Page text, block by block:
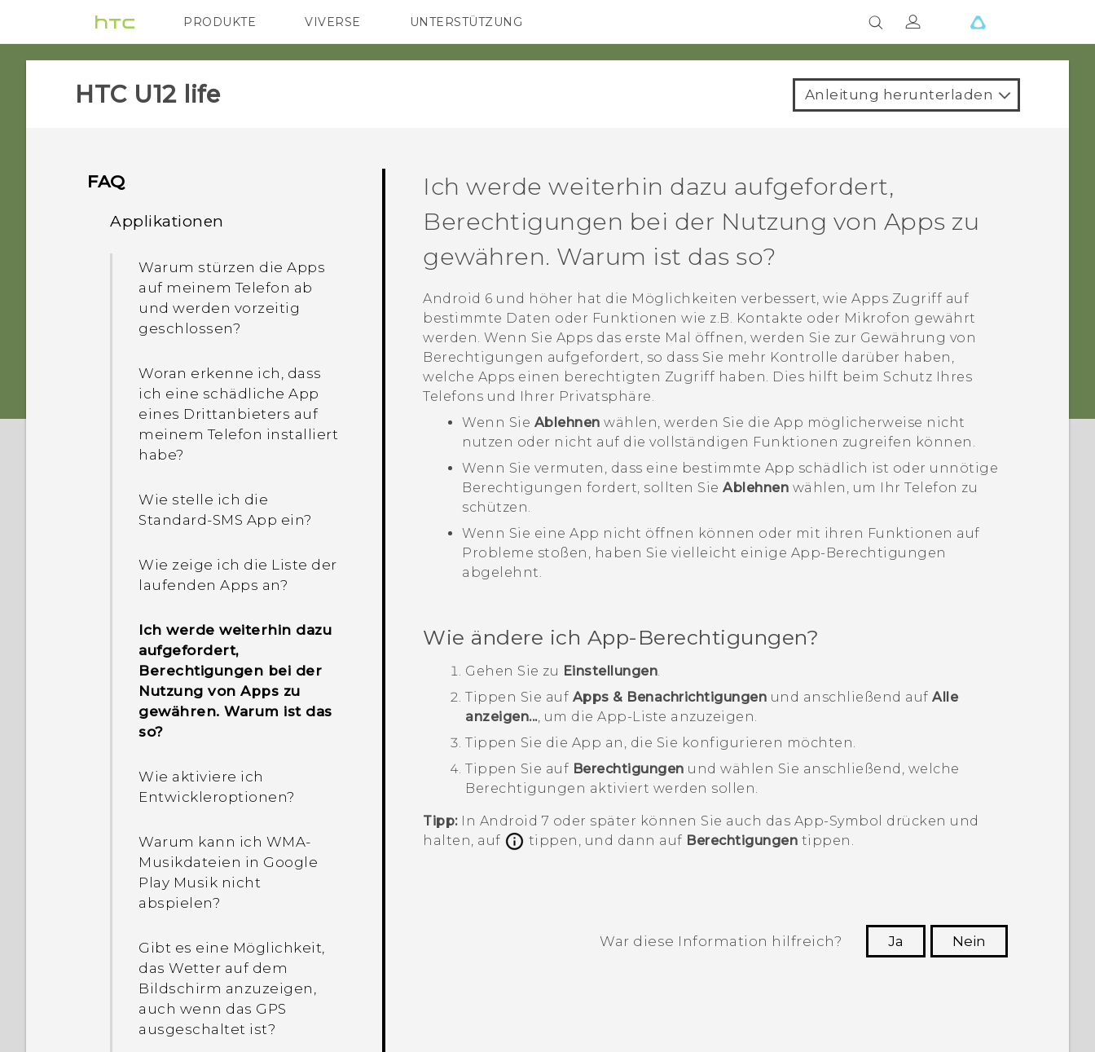
PRODUKTE
VIVE G REIGNS SMARTPHONES
VIVERSE UNTERSTÜTZUNG
HTC-Geräte und Zubehör
HTC U12 life‎ Anleitung herunterladen
FAQ
Applikationen
Warum stürzen die Apps
auf meinem Telefon ab
und werden vorzeitig
geschlossen?
Woran erkenne ich, dass
ich eine schädliche App
eines Drittanbieters auf
meinem Telefon installiert
habe?
Wie stelle ich die
Standard-SMS App ein?
Wie zeige ich die Liste der
laufenden Apps an?
Ich werde weiterhin dazu
aufgefordert,
Berechtigungen bei der
Nutzung von Apps zu
gewähren. Warum ist das
so?
Wie aktiviere ich
Entwickleroptionen?
Warum kann ich WMA-
Musikdateien in Google
Play Musik nicht
abspielen?
Gibt es eine Möglichkeit,
das Wetter auf dem
Bildschirm anzuzeigen,
auch wenn das GPS
ausgeschaltet ist?
Ich werde weiterhin dazu aufgefordert,
Berechtigungen bei der Nutzung von Apps zu
gewähren. Warum ist das so?
Android 6 und höher hat die Möglichkeiten verbessert, wie Apps Zugriff auf
bestimmte Daten oder Funktionen wie z.B. Kontakte oder Mikrofon gewährt
werden. Wenn Sie Apps das erste Mal öffnen, werden Sie zur Gewährung von
Berechtigungen aufgefordert, so dass Sie mehr Kontrolle darüber haben,
welche Apps einen berechtigten Zugriff haben. Dies hilft beim Schutz Ihres
Telefons und Ihrer Privatsphäre.
Wenn Sie Ablehnen wählen, werden Sie die App möglicherweise nicht
nutzen oder nicht auf die vollständigen Funktionen zugreifen können.
Wenn Sie vermuten, dass eine bestimmte App schädlich ist oder unnötige
Berechtigungen fordert, sollten SieAblehnen wählen, um Ihr Telefon zu
schützen.
Wenn Sie eine App nicht öffnen können oder mit ihren Funktionen auf
Probleme stoßen, haben Sie vielleicht einige App-Berechtigungen
abgelehnt.
Wie ändere ich App-Berechtigungen?
Gehen Sie zu Einstellungen
Tippen Sie auf Apps & Benachrichtigungen und anschließend aufAlle
anzeigen..., um die App-Liste anzuzeigen.
Tippen Sie die App an, die Sie konfigurieren möchten.
Tippen Sie auf Berechtigungen und wählen Sie anschließend, welche
Berechtigungen aktiviert werden sollen.
Tipp:In Android 7 oder später können Sie auch das App-Symbol drücken und
halten, auf
tippen, und dann auf Berechtigungen tippen.
War diese Information hilfreich? Ja
Nein